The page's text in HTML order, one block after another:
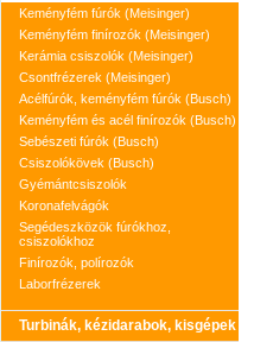
Keményfém fúrók (Meisinger)
Keményfém finírozók (Meisinger)
Kerámia csiszolók (Meisinger)
Csontfrézerek (Meisinger)
Acélfúrók, keményfém fúrók (Busch)
Keményfém és acél finírozók (Busch)
Sebészeti fúrók (Busch)
Csiszolókövek (Busch)
Gyémántcsiszolók
Koronafelvágók
Segédeszközök fúrókhoz,
csiszolókhoz
Finírozók, polírozók
Laborfrézerek
Turbinák, kézidarabok, kisgépek